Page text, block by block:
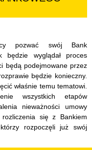
pozwać swój Bank
będzie wyglądał proces
będą podejmowane przez
będzie konieczny.
właśnie temu tematowi.
wszystkich etapów
nieważności umowy
się z Bankiem
rozpoczęli już swój